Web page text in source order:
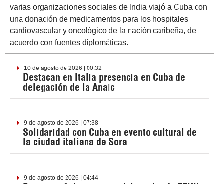
varias organizaciones sociales de India viajó a Cuba con
una donación de medicamentos para los hospitales
cardiovascular y oncológico de la nación caribeña, de
acuerdo con fuentes diplomáticas.
10 de agosto de 2026 | 00:32
Destacan en Italia presencia en Cuba de
delegación de la Anaic
9 de agosto de 2026 | 07:38
Solidaridad con Cuba en evento cultural de
la ciudad italiana de Sora
9 de agosto de 2026 | 04:44